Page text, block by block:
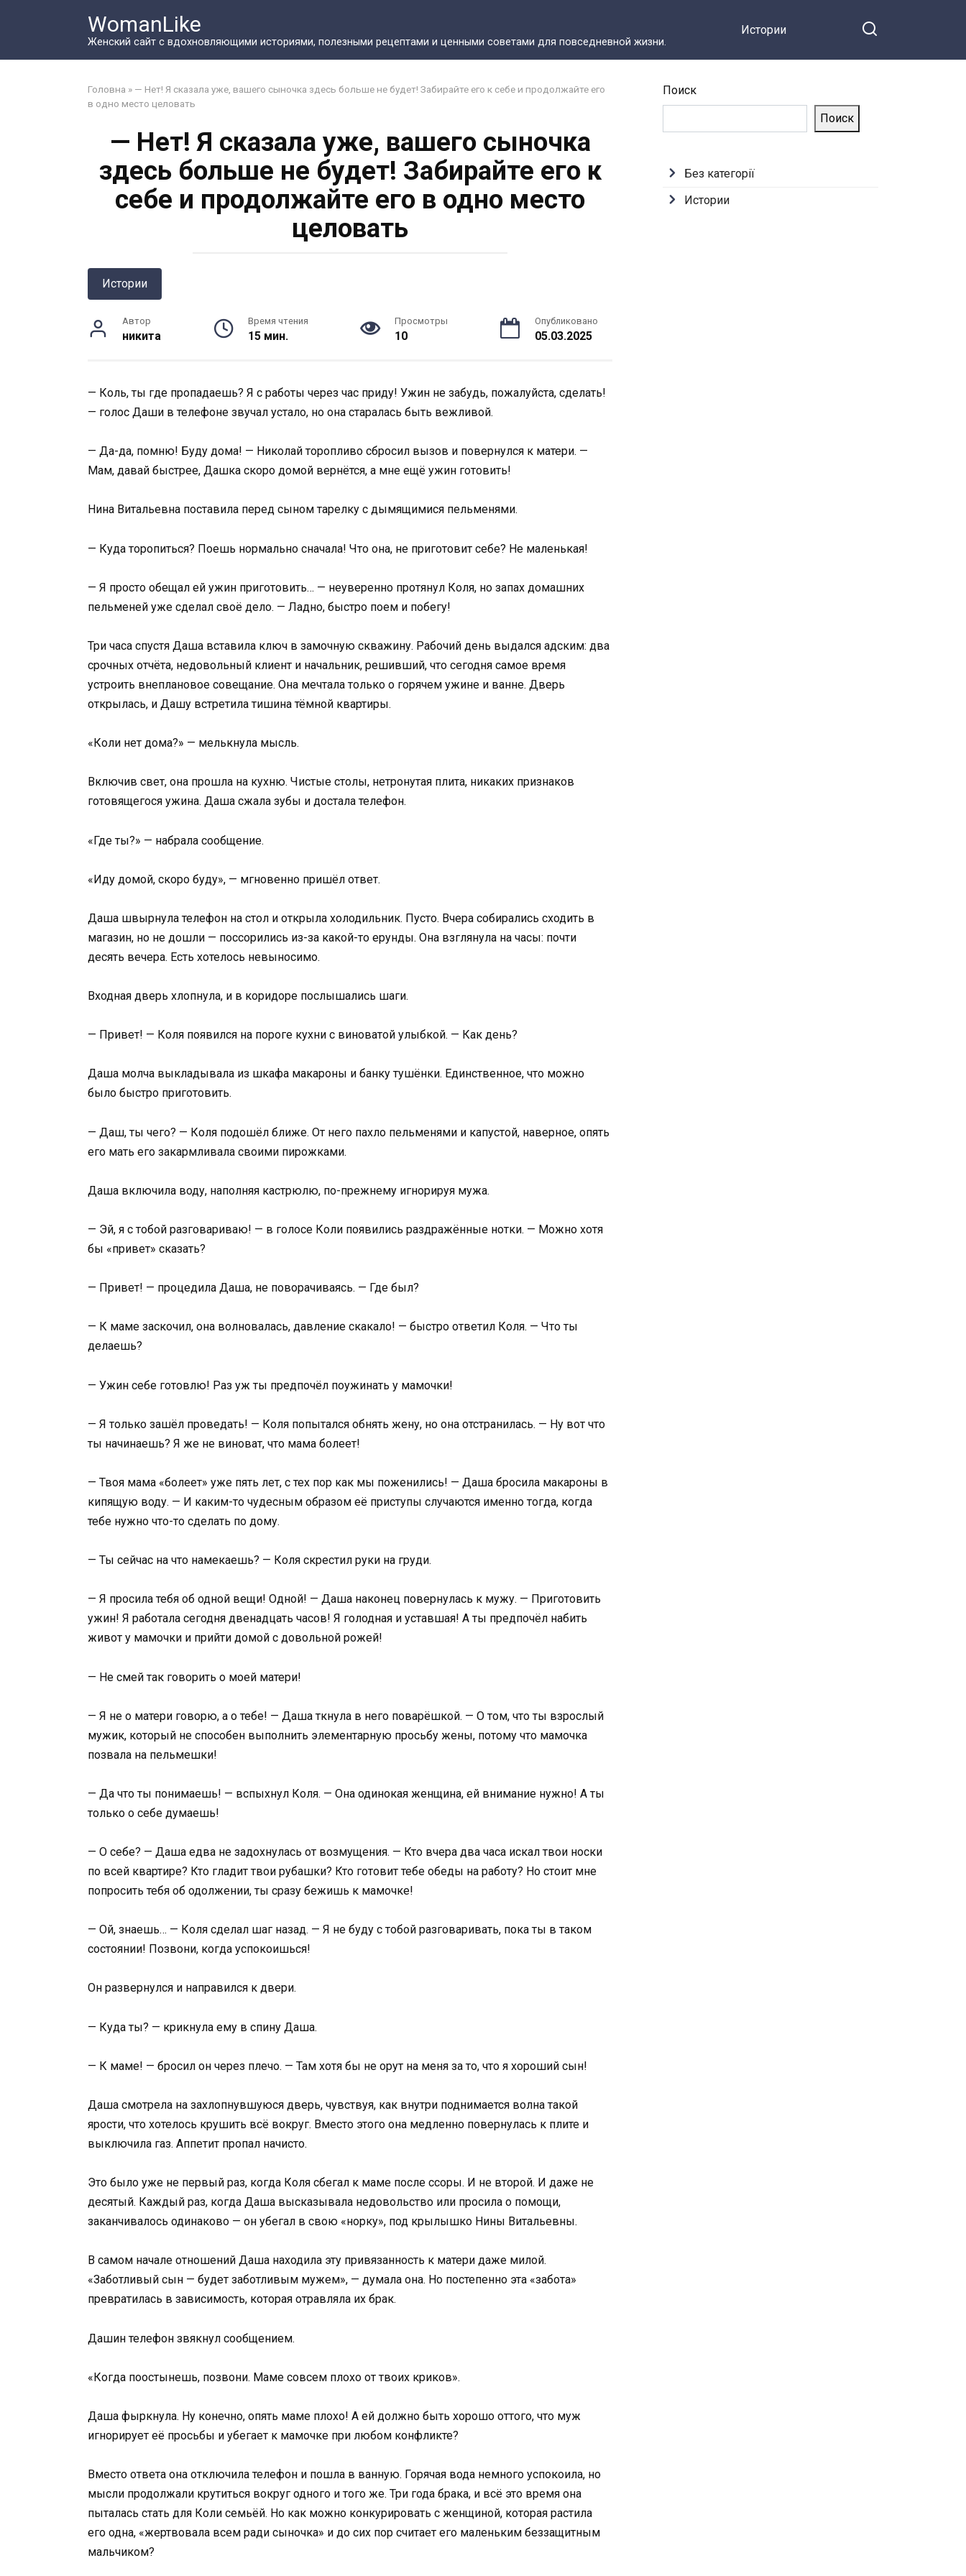
WomanLike
Женский сайт с вдохновляющими историями, полезными рецептами и ценными советами для повседневной жизни.
Истории
Головна » — Нет! Я сказала уже, вашего сыночка здесь больше не будет! Забирайте его к себе и продолжайте его
в одно место целовать
— Нет! Я сказала уже, вашего сыночка
здесь больше не будет! Забирайте его к
себе и продолжайте его в одно место
целовать
Истории
Автор
никита
Время чтения
15 мин.
Просмотры
10
Опубликовано
05.03.2025
— Коль, ты где пропадаешь? Я с работы через час приду! Ужин не забудь, пожалуйста, сделать!
— голос Даши в телефоне звучал устало, но она старалась быть вежливой.
— Да-да, помню! Буду дома! — Николай торопливо сбросил вызов и повернулся к матери. —
Мам, давай быстрее, Дашка скоро домой вернётся, а мне ещё ужин готовить!
Нина Витальевна поставила перед сыном тарелку с дымящимися пельменями.
— Куда торопиться? Поешь нормально сначала! Что она, не приготовит себе? Не маленькая!
— Я просто обещал ей ужин приготовить… — неуверенно протянул Коля, но запах домашних
пельменей уже сделал своё дело. — Ладно, быстро поем и побегу!
Три часа спустя Даша вставила ключ в замочную скважину. Рабочий день выдался адским: два
срочных отчёта, недовольный клиент и начальник, решивший, что сегодня самое время
устроить внеплановое совещание. Она мечтала только о горячем ужине и ванне. Дверь
открылась, и Дашу встретила тишина тёмной квартиры.
«Коли нет дома?» — мелькнула мысль.
Включив свет, она прошла на кухню. Чистые столы, нетронутая плита, никаких признаков
готовящегося ужина. Даша сжала зубы и достала телефон.
«Где ты?» — набрала сообщение.
«Иду домой, скоро буду», — мгновенно пришёл ответ.
Даша швырнула телефон на стол и открыла холодильник. Пусто. Вчера собирались сходить в
магазин, но не дошли — поссорились из-за какой-то ерунды. Она взглянула на часы: почти
десять вечера. Есть хотелось невыносимо.
Входная дверь хлопнула, и в коридоре послышались шаги.
— Привет! — Коля появился на пороге кухни с виноватой улыбкой. — Как день?
Даша молча выкладывала из шкафа макароны и банку тушёнки. Единственное, что можно
было быстро приготовить.
— Даш, ты чего? — Коля подошёл ближе. От него пахло пельменями и капустой, наверное, опять
его мать его закармливала своими пирожками.
Даша включила воду, наполняя кастрюлю, по-прежнему игнорируя мужа.
— Эй, я с тобой разговариваю! — в голосе Коли появились раздражённые нотки. — Можно хотя
бы «привет» сказать?
— Привет! — процедила Даша, не поворачиваясь. — Где был?
— К маме заскочил, она волновалась, давление скакало! — быстро ответил Коля. — Что ты
делаешь?
— Ужин себе готовлю! Раз уж ты предпочёл поужинать у мамочки!
— Я только зашёл проведать! — Коля попытался обнять жену, но она отстранилась. — Ну вот что
ты начинаешь? Я же не виноват, что мама болеет!
— Твоя мама «болеет» уже пять лет, с тех пор как мы поженились! — Даша бросила макароны в
кипящую воду. — И каким-то чудесным образом её приступы случаются именно тогда, когда
тебе нужно что-то сделать по дому.
— Ты сейчас на что намекаешь? — Коля скрестил руки на груди.
— Я просила тебя об одной вещи! Одной! — Даша наконец повернулась к мужу. — Приготовить
ужин! Я работала сегодня двенадцать часов! Я голодная и уставшая! А ты предпочёл набить
живот у мамочки и прийти домой с довольной рожей!
— Не смей так говорить о моей матери!
— Я не о матери говорю, а о тебе! — Даша ткнула в него поварёшкой. — О том, что ты взрослый
мужик, который не способен выполнить элементарную просьбу жены, потому что мамочка
позвала на пельмешки!
— Да что ты понимаешь! — вспыхнул Коля. — Она одинокая женщина, ей внимание нужно! А ты
только о себе думаешь!
— О себе? — Даша едва не задохнулась от возмущения. — Кто вчера два часа искал твои носки
по всей квартире? Кто гладит твои рубашки? Кто готовит тебе обеды на работу? Но стоит мне
попросить тебя об одолжении, ты сразу бежишь к мамочке!
— Ой, знаешь… — Коля сделал шаг назад. — Я не буду с тобой разговаривать, пока ты в таком
состоянии! Позвони, когда успокоишься!
Он развернулся и направился к двери.
— Куда ты? — крикнула ему в спину Даша.
— К маме! — бросил он через плечо. — Там хотя бы не орут на меня за то, что я хороший сын!
Даша смотрела на захлопнувшуюся дверь, чувствуя, как внутри поднимается волна такой
ярости, что хотелось крушить всё вокруг. Вместо этого она медленно повернулась к плите и
выключила газ. Аппетит пропал начисто.
Это было уже не первый раз, когда Коля сбегал к маме после ссоры. И не второй. И даже не
десятый. Каждый раз, когда Даша высказывала недовольство или просила о помощи,
заканчивалось одинаково — он убегал в свою «норку», под крылышко Нины Витальевны.
В самом начале отношений Даша находила эту привязанность к матери даже милой.
«Заботливый сын — будет заботливым мужем», — думала она. Но постепенно эта «забота»
превратилась в зависимость, которая отравляла их брак.
Дашин телефон звякнул сообщением.
«Когда поостынешь, позвони. Маме совсем плохо от твоих криков».
Даша фыркнула. Ну конечно, опять маме плохо! А ей должно быть хорошо оттого, что муж
игнорирует её просьбы и убегает к мамочке при любом конфликте?
Вместо ответа она отключила телефон и пошла в ванную. Горячая вода немного успокоила, но
мысли продолжали крутиться вокруг одного и того же. Три года брака, и всё это время она
пыталась стать для Коли семьёй. Но как можно конкурировать с женщиной, которая растила
его одна, «жертвовала всем ради сыночка» и до сих пор считает его маленьким беззащитным
мальчиком?
Поиск
Поиск
Без категорії
Истории